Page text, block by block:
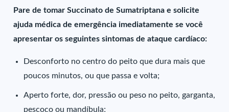
Pare de tomar Succinato de Sumatriptana e solicite
ajuda médica de emergência imediatamente se você
apresentar os seguintes sintomas de ataque cardíaco:
Desconforto no centro do peito que dura mais que
poucos minutos, ou que passa e volta;
Aperto forte, dor, pressão ou peso no peito, garganta,
pescoço ou mandíbula;